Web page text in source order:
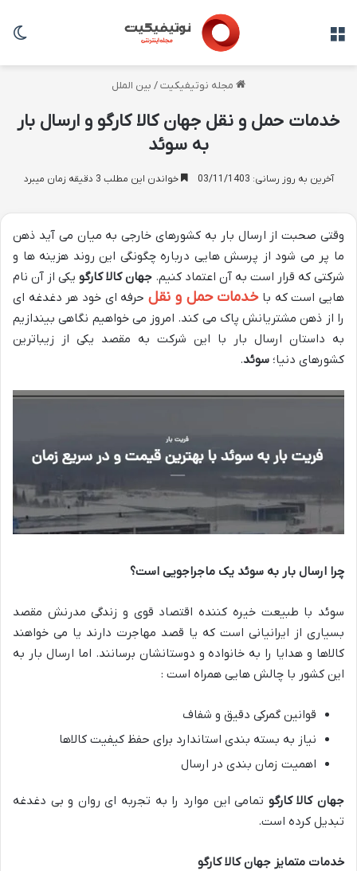
مجله نوتیفیکیت/ بین الملل
خدمات حمل و نقل جهان کالا کارگو و ارسال بار
به سوئد
آخرین به روز رسانی: 03/11/1403 خواندن این مطلب 3 دقیقه زمان میبرد
وقتی صحبت از ارسال بار به کشورهای خارجی به میان می آید ذهن
ما پر می شود از پرسش هایی درباره چگونگی این روند هزینه ها و
شرکتی که قرار است به آن اعتماد کنیم. جهان کالا کارگو یکی از آن نام
هایی است که باخدمات حمل و نقلحرفه ای خود هر دغدغه ای
را از ذهن مشتریانش پاک می کند. امروز می خواهیم نگاهی بیندازیم
به داستان ارسال بار با این شرکت به مقصد یکی از زیباترین
کشورهای دنیا؛ سوئد.
چرا ارسال بار به سوئد یک ماجراجویی است؟
سوئد با طبیعت خیره کننده اقتصاد قوی و زندگی مدرنش مقصد
بسیاری از ایرانیانی است که یا قصد مهاجرت دارند یا می خواهند
کالاها و هدایا را به خانواده و دوستانشان برسانند. اما ارسال بار به
این کشور با چالش هایی همراه است :
قوانین گمرکی دقیق و شفاف
نیاز به بسته بندی استاندارد برای حفظ کیفیت کالاها
اهمیت زمان بندی در ارسال
جهان کالا کارگو تمامی این موارد را به تجربه ای روان و بی دغدغه
تبدیل کرده است.
خدمات متمایز جهان کالا کارگو